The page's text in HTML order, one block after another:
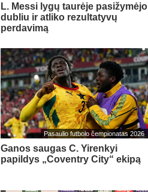
L. Messi lygų taurėje pasižymėjo
dubliu ir atliko rezultatyvų
perdavimą
Pasaulio futbolo čempionatas 2026
Ganos saugas C. Yirenkyi
papildys „Coventry City“ ekipą